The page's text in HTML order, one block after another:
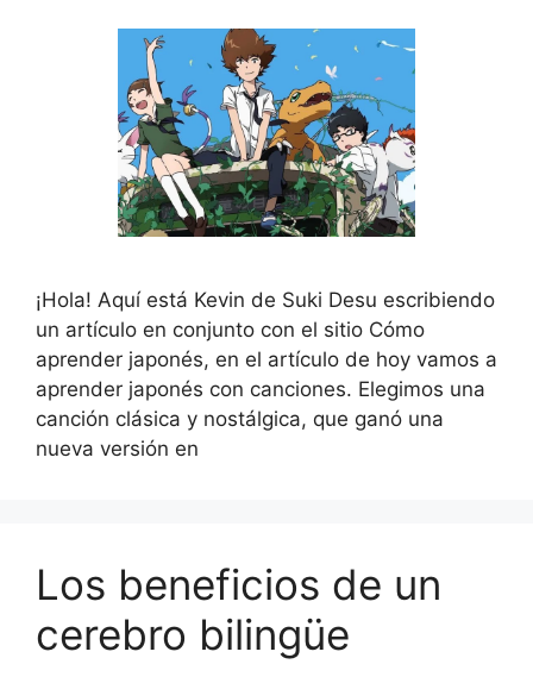
¡Hola! Aquí está Kevin de Suki Desu escribiendo
un artículo en conjunto con el sitio Cómo
aprender japonés, en el artículo de hoy vamos a
aprender japonés con canciones. Elegimos una
canción clásica y nostálgica, que ganó una
nueva versión en
Los beneficios de un
cerebro bilingüe